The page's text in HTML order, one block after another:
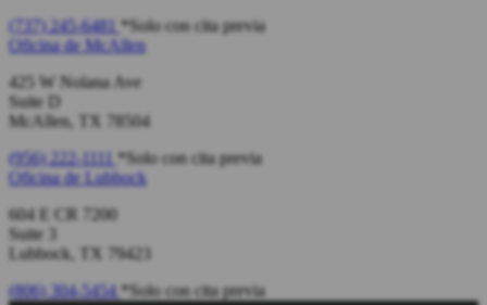
(737) 245-6481 *Solo con cita previa
Oficina de McAllen
425 W Nolana Ave
Suite D
McAllen, TX 78504
(956) 222-1111 *Solo con cita previa
Oficina de Lubbock
604 E CR 7200
Suite 3
Lubbock, TX 79423
(806) 304-5454 *Solo con cita previa